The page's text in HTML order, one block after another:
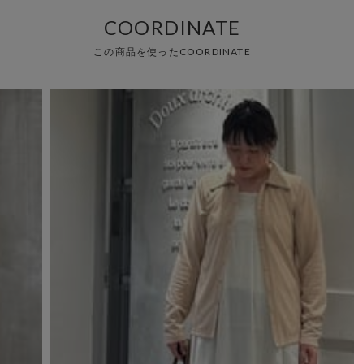
COORDINATE
この商品を使ったCOORDINATE